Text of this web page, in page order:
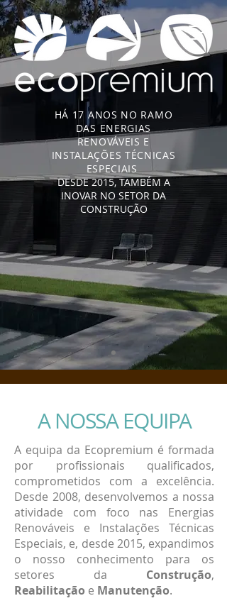
HÁ 17 ANOS NO RAMO
DAS ENERGIAS
RENOVÁVEIS E
INSTALAÇÕES TÉCNICAS
ESPECIAIS
DESDE 2015, TAMBÉM A
INOVAR NO SETOR DA
CONSTRUÇÃO
A NOSSA EQUIPA
A equipa da Ecopremium é formada
por profissionais qualificados,
comprometidos com a excelência.
Desde 2008, desenvolvemos a nossa
atividade com foco nas Energias
Renováveis e Instalações Técnicas
Especiais, e, desde 2015, expandimos
o nosso conhecimento para os
setores da Construção,
Reabilitação e Manutenção.